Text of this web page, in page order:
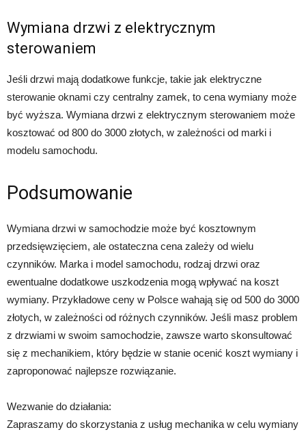
Wymiana drzwi z elektrycznym
sterowaniem
Jeśli drzwi mają dodatkowe funkcje, takie jak elektryczne
sterowanie oknami czy centralny zamek, to cena wymiany może
być wyższa. Wymiana drzwi z elektrycznym sterowaniem może
kosztować od 800 do 3000 złotych, w zależności od marki i
modelu samochodu.
Podsumowanie
Wymiana drzwi w samochodzie może być kosztownym
przedsięwzięciem, ale ostateczna cena zależy od wielu
czynników. Marka i model samochodu, rodzaj drzwi oraz
ewentualne dodatkowe uszkodzenia mogą wpływać na koszt
wymiany. Przykładowe ceny w Polsce wahają się od 500 do 3000
złotych, w zależności od różnych czynników. Jeśli masz problem
z drzwiami w swoim samochodzie, zawsze warto skonsultować
się z mechanikiem, który będzie w stanie ocenić koszt wymiany i
zaproponować najlepsze rozwiązanie.
Wezwanie do działania:
Zapraszamy do skorzystania z usług mechanika w celu wymiany